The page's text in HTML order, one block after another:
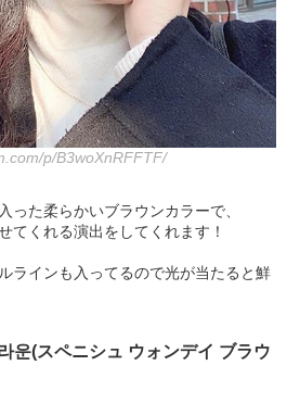
p/B3woXnRFFTF/
った柔らかいブラウンカラーで、
てくれる演出をしてくれます！
ラインも入ってるので光が当たると鮮
운(スペニシュ ウォンデイ ブラウ